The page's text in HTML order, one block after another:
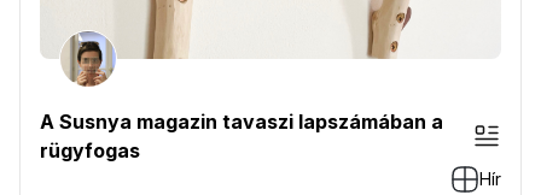
A Susnya magazin tavaszi lapszámában a
rügyfogas
Hír